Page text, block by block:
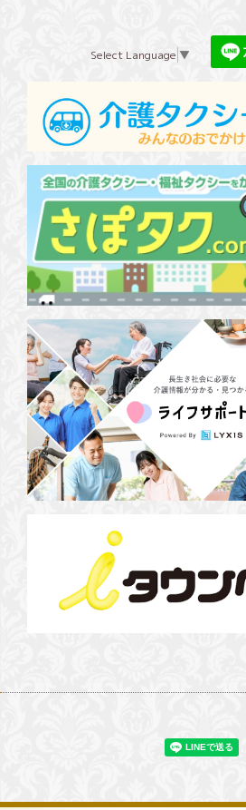
Select Language ▼